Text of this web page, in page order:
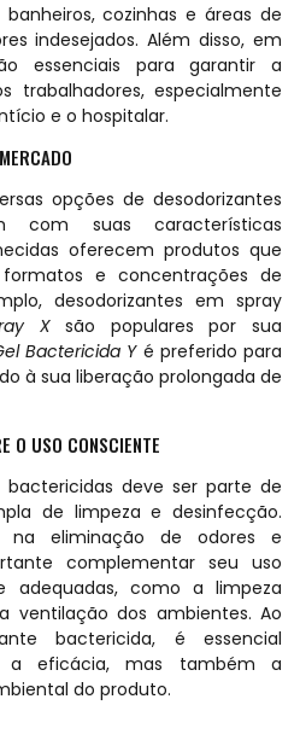
cozinhas e áreas de
indesejados. Além disso, em
essenciais para garantir a
trabalhadores, especialmente
e o hospitalar.
opções de desodorizantes
com suas características
oferecem produtos que
e concentrações de
desodorizantes em spray
Xsão populares por sua
Bactericida Yé preferido para
à sua liberação prolongada de
O USO CONSCIENTE
deve ser parte de
de limpeza e desinfecção.
na eliminação de odores e
complementar seu uso
adequadas, como a limpeza
ventilação dos ambientes. Ao
bactericida, é essencial
a eficácia, mas também a
do produto.